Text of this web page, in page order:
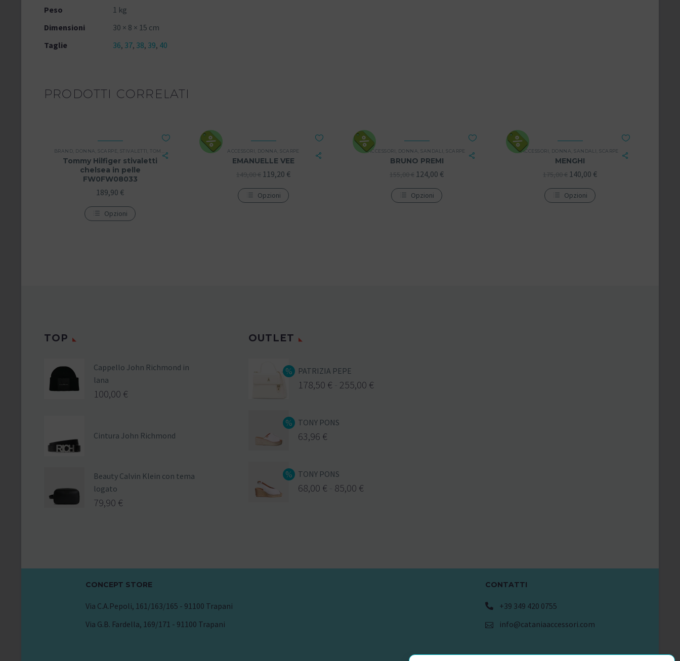
Peso
1 kg
Dimensioni
30 × 8 × 15 cm
Taglie
36, 37, 38, 39, 40
PRODOTTI CORRELATI
BRAND DONNA ,SCARPE STIVALETTI ,TOMMY HILFIGER
Tommy Hilfiger stivaletti
chelsea in pelle
FW0FW08033
189,90 €
Opzioni
ACCESSORI DONNA ,SCARPE
EMANUELLE VEE
149,00€ 119,20 €
Opzioni
ACCESSORI DONNA ,SANDALI ,SCARPE
BRUNO PREMI
155,00€ 124,00 €
Opzioni
ACCESSORI DONNA ,SANDALI ,SCARPE
MENGHI
175,00€ 140,00 €
Opzioni
TOP
Cappello John Richmond in
lana
100,00 €
Cintura John Richmond
Beauty Calvin Klein con tema
logato
79,90 €
OUTLET
PATRIZIA PEPE
178,50 € 255,00 €
TONY PONS
63,96 €
TONY PONS
68,00 € 85,00 €
CONCEPT STORE
Via C.A.Pepoli, 161/163/165 - 91100 Trapani
Via G.B. Fardella, 169/171 - 91100 Trapani
CONTATTI
+39 349 420 0755
info@cataniaaccessori.com